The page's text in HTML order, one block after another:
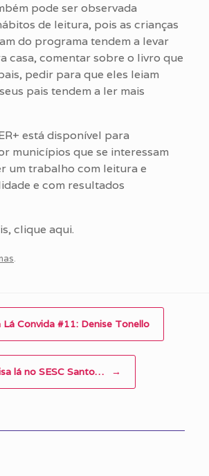
pode ser observada
de leitura, pois as crianças
do programa tendem a levar
casa, comentar sobre o livro que
pedir para que eles leiam
pais tendem a ler mais
está disponível para
municípios que se interessam
um trabalho com leitura e
e com resultados
clique aqui.
.
Lá Convida #11: Denise Tonello
lá no SESC Santo… →